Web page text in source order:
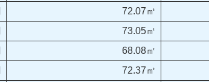
72.07㎡
73.05㎡
68.08㎡
72.37㎡